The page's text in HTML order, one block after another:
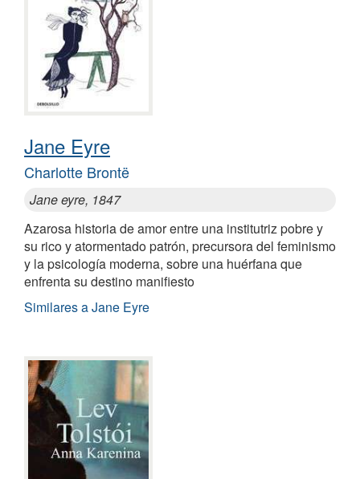
Jane Eyre
Charlotte Brontë
Jane eyre, 1847
Azarosa historia de amor entre una institutriz pobre y
su rico y atormentado patrón, precursora del feminismo
y la psicología moderna, sobre una huérfana que
enfrenta su destino manifiesto
Similares a Jane Eyre